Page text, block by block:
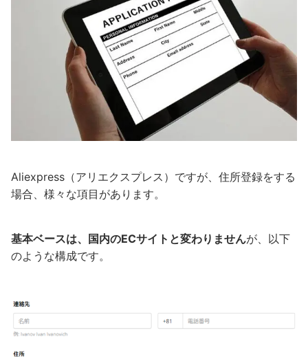
Aliexpress（アリエクスプレス）ですが、住所登録をする
場合、様々な項目があります。
基本ベースは、国内のECサイトと変わりませんが、以下
のような構成です。